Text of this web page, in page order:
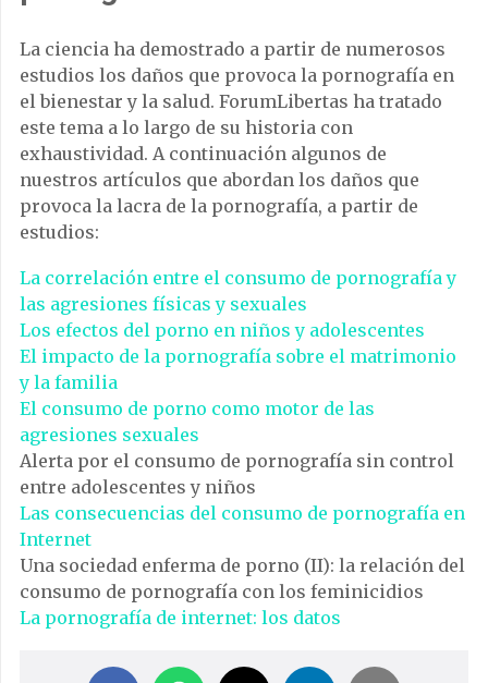
La ciencia ha demostrado a partir de numerosos
estudios los daños que provoca la pornografía en
el bienestar y la salud. ForumLibertas ha tratado
este tema a lo largo de su historia con
exhaustividad. A continuación algunos de
nuestros artículos que abordan los daños que
provoca la lacra de la pornografía, a partir de
estudios:
La correlación entre el consumo de pornografía y
las agresiones físicas y sexuales
Los efectos del porno en niños y adolescentes
El impacto de la pornografía sobre el matrimonio
y la familia
El consumo de porno como motor de las
agresiones sexuales
Alerta por el consumo de pornografía sin control
entre adolescentes y niños
Las consecuencias del consumo de pornografía en
Internet
Una sociedad enferma de porno (II): la relación del
consumo de pornografía con los feminicidios
La pornografía de internet: los datos